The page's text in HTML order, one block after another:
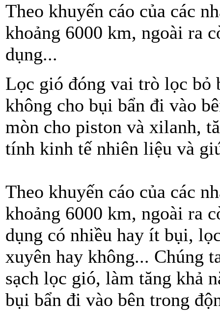
Theo khuyến cáo của các
khoảng 6000 km, ngoài ra
dụng...
Lọc gió đóng vai trò lọc bỏ
không cho bụi bẩn đi vào
mòn cho piston và xilanh,
tính kinh tế nhiên liệu và
Theo khuyến cáo của các
khoảng 6000 km, ngoài ra
dụng có nhiều hay ít bụi,
xuyên hay không... Chúng
sạch lọc gió, làm tăng khả
bụi bẩn đi vào bên trong